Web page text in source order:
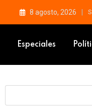
8 agosto, 2026
Especiales